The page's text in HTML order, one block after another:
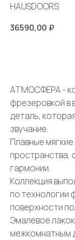
HAUSDOORS
36590,00 ₽
АТМОСФЕРА -
фрезеровкой в
деталь,
звучание.
Плавные
пространства,
гармонии.
Коллекция
по технологии
поверхности
Эмалевое
межкомнатным